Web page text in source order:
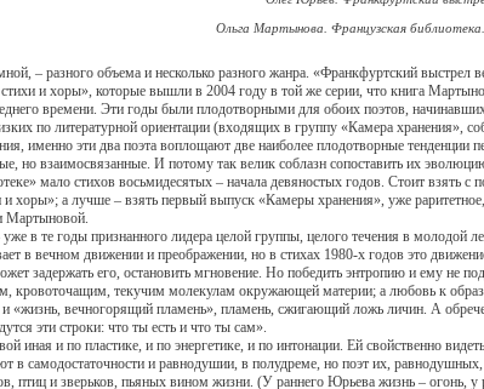
Ольга Мартынова. Французская
– разного объема и несколько разного жанра. «Франкфуртский выстрел
и хоры», которые вышли в 2004 году в той же серии, что книга
времени. Эти годы были плодотворными для обоих поэтов,
по литературной ориентации (входящих в группу «Камера хранения»,
именно эти два поэта воплощают две наиболее плодотворные тенденции
но взаимосвязанные. И потому так велик соблазн сопоставить их
мало стихов восьмидесятых – начала девяностых годов. Стоит взять
хоры»; а лучше – взять первый выпуск «Камеры хранения», уже
Мартыновой.
те годы признанного лидера целой группы, целого течения в молодой
в вечном движении и преображении, но в стихах 1980-х годов это
задержать его, остановить мгновение. Но победить энтропию и ему не
кровоточащим, текучим молекулам окружающей материи; а любовь к
«жизнь, вечногорящий пламень», пламень, сжигающий ложь личин. А
эти строки: что ты есть и что ты сам».
и по пластике, и по энергетике, и по интонации. Ей свойственно
в самодостаточности и равнодушии, в полудреме, но поэт их,
птиц и зверьков, пьяных вином жизни. (У раннего Юрьева жизнь – огонь,